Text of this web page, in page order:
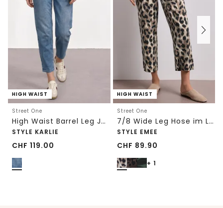
HIGH WAIST
Street One
High Waist Barrel Leg Jeans im Loose Fit
STYLE KARLIE
CHF 119.00
HIGH WAIST
Street One
7/8 Wide Leg Hose im Loose Fit mit Print
STYLE EMEE
CHF 89.90
+ 1